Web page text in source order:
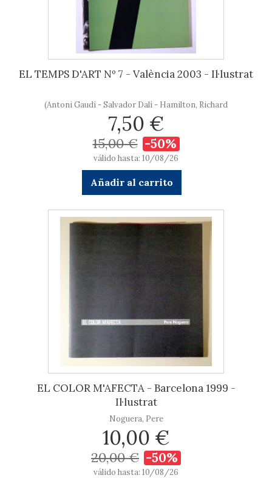
EL TEMPS D'ART Nº 7 - València 2003 - Il·lustrat
(Antoni Gaudí - Salvador Dalí - Hamilton, Richard
7,50 €
15,00 € -50%
válido hasta: 10/08/26
Añadir al carrito
EL COLOR M'AFECTA - Barcelona 1999 -
Il·lustrat
Noguera, Pere
10,00 €
20,00 € -50%
válido hasta: 10/08/26